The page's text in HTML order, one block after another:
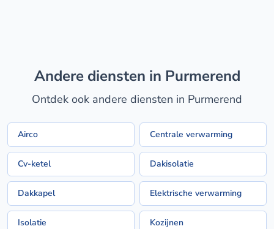
Andere diensten in Purmerend
Ontdek ook andere diensten in Purmerend
Airco Centrale verwarming
Cv-ketel Dakisolatie
Dakkapel Elektrische verwarming
Isolatie Kozijnen